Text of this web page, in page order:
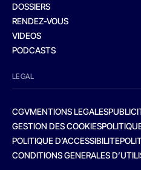
DOSSIERS
RENDEZ-VOUS
VIDEOS
PODCASTS
LEGAL
CGVMENTIONS LEGALES
GESTION DES COOKIES
POLITIQUE D’ACCESSIBILITE
CONDITIONS GENERALES